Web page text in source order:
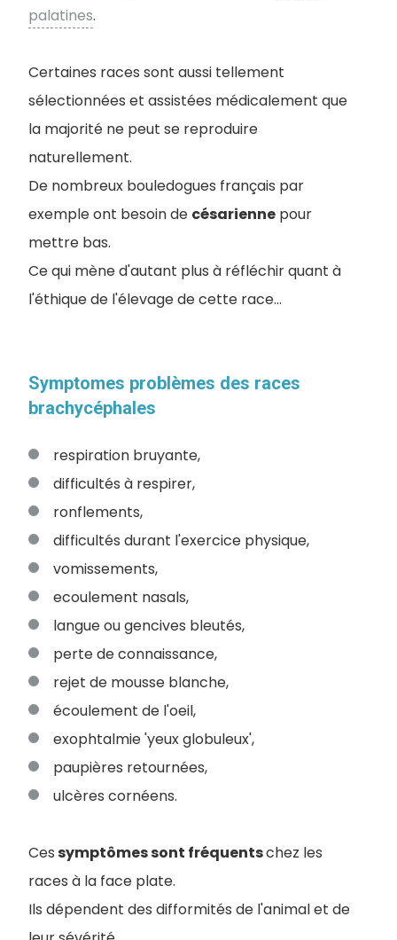
palatines.
Certaines races sont aussi tellement
sélectionnées et assistées médicalement que
la majorité ne peut se reproduire
naturellement.
De nombreux bouledogues français par
exemple ont besoin de césarienne pour
mettre bas.
Ce qui mène d'autant plus à réfléchir quant à
l'éthique de l'élevage de cette race...
Symptomes problèmes des races
brachycéphales
respiration bruyante,
difficultés à respirer,
ronflements,
difficultés durant l'exercice physique,
vomissements,
ecoulement nasals,
langue ou gencives bleutés,
perte de connaissance,
rejet de mousse blanche,
écoulement de l'oeil,
exophtalmie 'yeux globuleux',
paupières retournées,
ulcères cornéens.
Cessymptômes sont fréquentschez les
races à la face plate.
Ils dépendent des difformités de l'animal et de